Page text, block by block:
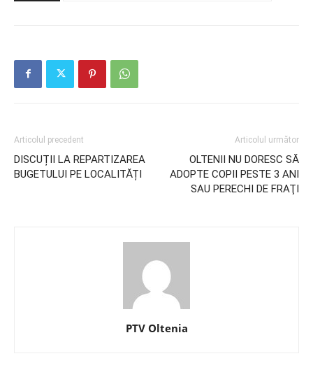
Articolul precedent
DISCUȚII LA REPARTIZAREA
BUGETULUI PE LOCALITĂȚI
Articolul următor
OLTENII NU DORESC SĂ
ADOPTE COPII PESTE 3 ANI
SAU PERECHI DE FRAŢI
PTV Oltenia